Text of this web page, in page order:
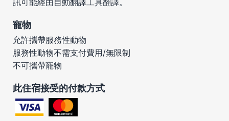
寵物
允許攜帶服務性動物
服務性動物不需支付費用/無限制
不可攜帶寵物
此住宿接受的付款方式